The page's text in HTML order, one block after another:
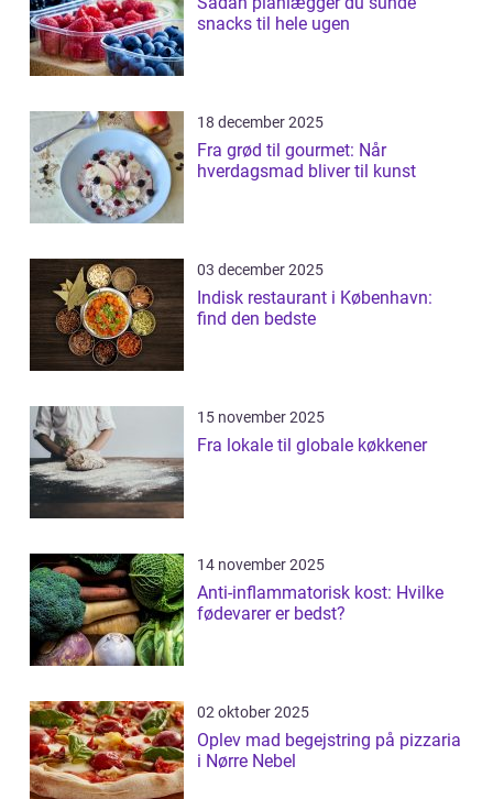
snacks til hele ugen
18 december 2025
Fra grød til gourmet: Når
hverdagsmad bliver til kunst
03 december 2025
Indisk restaurant i København:
find den bedste
15 november 2025
Fra lokale til globale køkkener
14 november 2025
Anti-inflammatorisk kost: Hvilke
fødevarer er bedst?
02 oktober 2025
Oplev mad begejstring på pizzaria
i Nørre Nebel